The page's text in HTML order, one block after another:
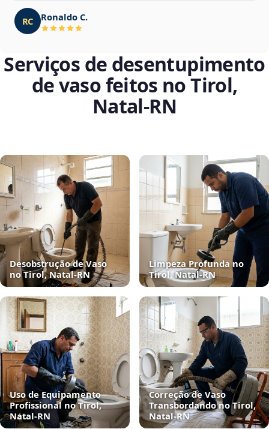
RC Ronaldo C.
Serviços de desentupimento
de vaso feitos no Tirol,
Natal‑RN
Desobstrução de Vaso
no Tirol, Natal‑RN
Limpeza Profunda no
Tirol, Natal‑RN
Uso de Equipamento
Profissional no Tirol,
Natal‑RN
Correção de Vaso
Transbordando no Tirol,
Natal‑RN